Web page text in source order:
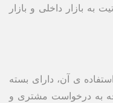
به بازار داخلی و بازار
ی آن، دارای بسته
به درخواست مشتری و